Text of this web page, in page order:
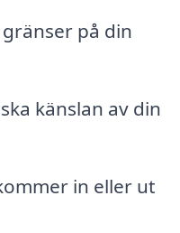
på din
känslan av din
in eller ut